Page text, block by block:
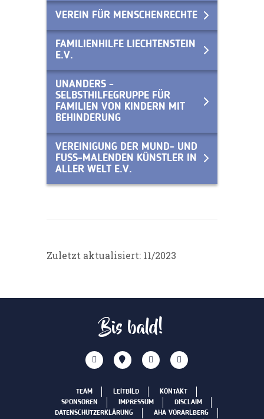
VEREIN FÜR MENSCHENRECHTE
FAMILIENHILFE LIECHTENSTEIN
E.V.
UNANDERS -
SELBSTHILFEGRUPPE FÜR
FAMILIEN VON KINDERN MIT
BEHINDERUNG
VEREINIGUNG DER MUND- UND
FUSS-MALENDEN KÜNSTLER IN
ALLER WELT E.V.
Zuletzt aktualisiert: 11/2023
Bis bald!
TEAM LEITBILD
KONTAKT
SPONSOREN
IMPRESSUM
DISCLAIM
DATENSCHUTZERKLÄRUNG
AHA VORARLBERG